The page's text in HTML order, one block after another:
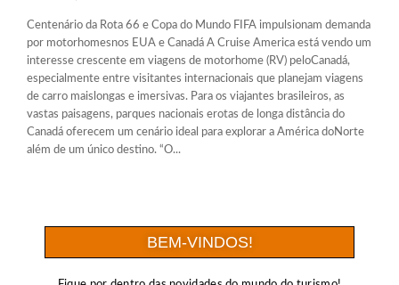
Centenário da Rota 66 e Copa do Mundo FIFA impulsionam demanda
por motorhomesnos EUA e Canadá A Cruise America está vendo um
interesse crescente em viagens de motorhome (RV) peloCanadá,
especialmente entre visitantes internacionais que planejam viagens
de carro maislongas e imersivas. Para os viajantes brasileiros, as
vastas paisagens, parques nacionais erotas de longa distância do
Canadá oferecem um cenário ideal para explorar a América doNorte
além de um único destino. “O...
BEM-VINDOS!